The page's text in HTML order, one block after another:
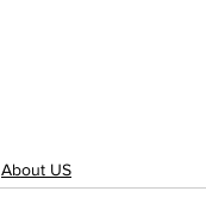
About US